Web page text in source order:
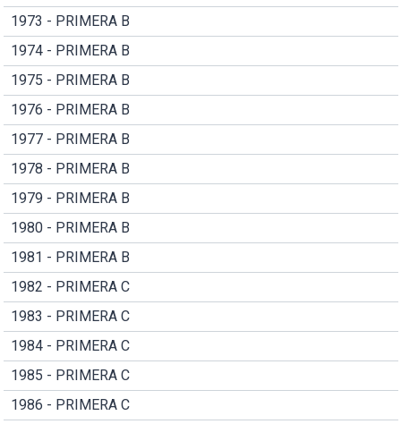
1973 - PRIMERA B
1974 - PRIMERA B
1975 - PRIMERA B
1976 - PRIMERA B
1977 - PRIMERA B
1978 - PRIMERA B
1979 - PRIMERA B
1980 - PRIMERA B
1981 - PRIMERA B
1982 - PRIMERA C
1983 - PRIMERA C
1984 - PRIMERA C
1985 - PRIMERA C
1986 - PRIMERA C